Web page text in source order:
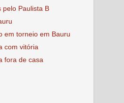
pelo Paulista B
em torneio em Bauru
com vitória
fora de casa